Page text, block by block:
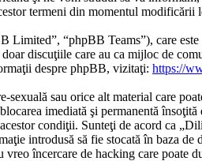
termeni din momentul modificării
“phpBB Teams”), care
discuţiile care au ca mijloc de
despre phpBB, vizitaţi: https://
sau orice alt material care
imediată şi permanentă
condiţii. Sunteţi de acord ca
introdusă să fie stocată în baza
încercare de hacking care poate